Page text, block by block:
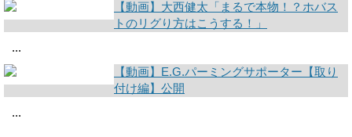
【動画】大西健太「まるで本物！？ホバス
トのリグり方はこうする！」
...
【動画】E.G.パーミングサポーター【取り
付け編】公開
...